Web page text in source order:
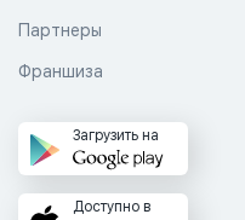
Партнеры
Франшиза
Загрузить на
Доступно в